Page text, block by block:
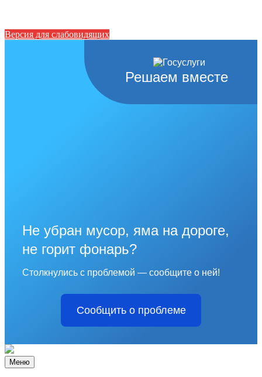
Версия для слабовидящих
Решаем вместе
Не убран мусор, яма на дороге,
не горит фонарь?
Столкнулись с проблемой — сообщите о ней!
Сообщить о проблеме
Меню